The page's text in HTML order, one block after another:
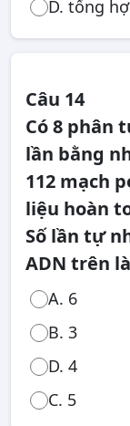
D. tổng
Câu 14
Có 8 phân
lần bằng
112 mạch
liệu hoàn
Số lần tự
ADN trên
A. 6
B. 3
D. 4
C. 5